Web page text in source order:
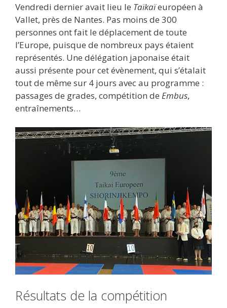
Vendredi dernier avait lieu le Taïkaïeuropéen à
Vallet, près de Nantes. Pas moins de 300
personnes ont fait le déplacement de toute
l’Europe, puisque de nombreux pays étaient
représentés. Une délégation japonaise était
aussi présente pour cet évènement, qui s’étalait
tout de même sur 4 jours avec au programme :
passages de grades, compétition de Embus,
entraînements…
Résultats de la compétition